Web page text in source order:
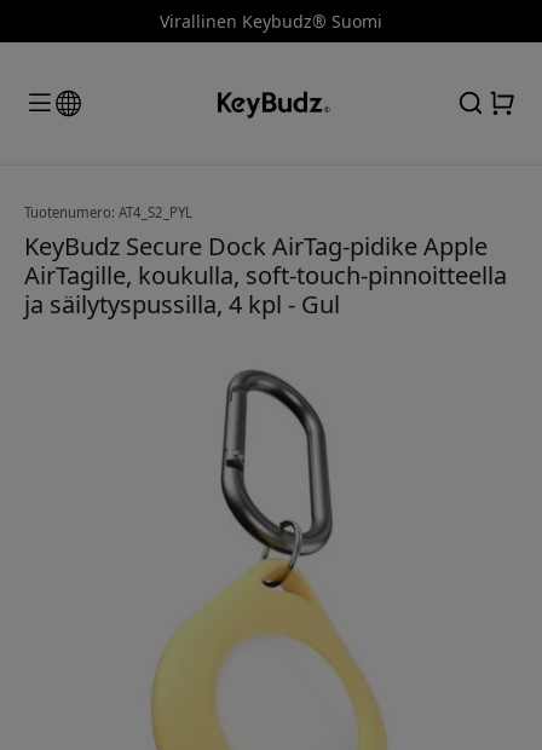
Virallinen Keybudz® Suomi
Tuotenumero: AT4_S2_PYL
KeyBudz Secure Dock AirTag-pidike Apple
AirTagille, koukulla, soft-touch-pinnoitteella
ja säilytyspussilla, 4 kpl - Gul